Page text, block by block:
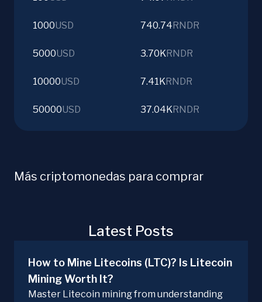
1000USD 740.74 RNDR
5000USD 3.70KRNDR
10000USD 7.41KRNDR
50000USD 37.04KRNDR
Más criptomonedas para comprar
Latest Posts
How to Mine Litecoins (LTC)? Is Litecoin
Mining Worth It?
Master Litecoin mining from understanding